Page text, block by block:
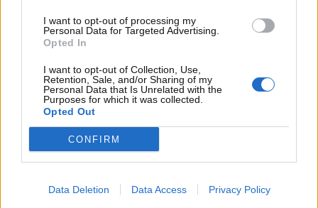
I want to opt-out of processing my
Personal Data for Targeted Advertising.
Opted In
I want to opt-out of Collection, Use,
Retention, Sale, and/or Sharing of my
Personal Data that Is Unrelated with the
Purposes for which it was collected.
Opted Out
CONFIRM
Data Deletion Data Access Privacy Policy
Sorpresa possibile in Alpine: le parole di Ralf